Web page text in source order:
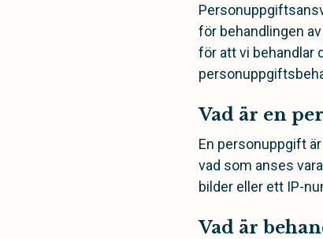
för behandlingen
för att vi behandlar
Vad är en
En personuppgift
vad som anses
bilder eller ett IP-
Vad är